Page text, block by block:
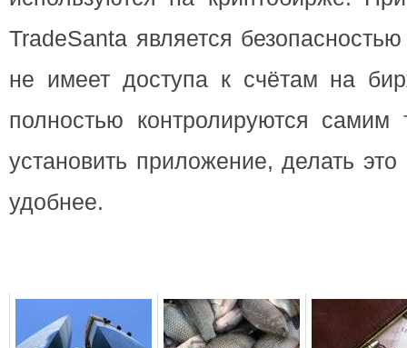
TradeSanta является
не имеет доступа к счётам на
полностью контролируются
установить приложение, делать
удобнее.